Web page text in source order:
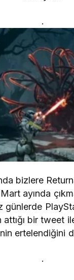
.
bizlere
ayında
günlerde
attığı bir tweet
ertelendiğini
.